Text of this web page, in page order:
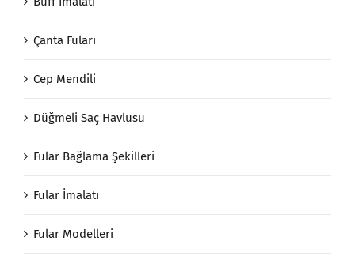
Çanta Fuları
Cep Mendili
Düğmeli Saç Havlusu
Fular Bağlama Şekilleri
Fular İmalatı
Fular Modelleri